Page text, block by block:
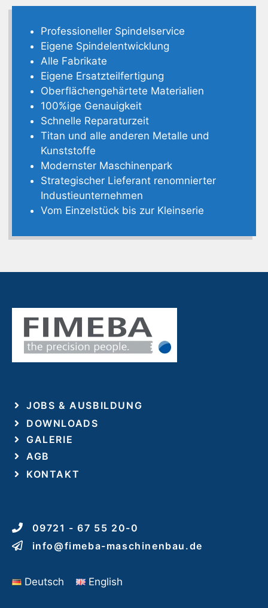
Professioneller Spindelservice
Eigene Spindelentwicklung
Alle Fabrikate
Eigene Ersatzteilfertigung
Oberflächengehärtete Materialien
100%ige Genauigkeit
Schnelle Reparaturzeit
Titan und alle anderen Metalle und
Kunststoffe
Modernster Maschinenpark
Strategischer Lieferant renomnierter
Industieunternehmen
Vom Einzelstück bis zur Kleinserie
JOBS & AUSBILDUNG
DOWNLOADS
GALERIE
AGB
KONTAKT
09721 - 67 55 20-0
info@fimeba-maschinenbau.de
Deutsch English